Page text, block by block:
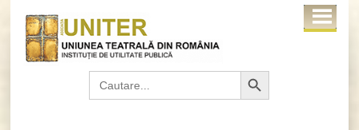
Search
for:
Search Button